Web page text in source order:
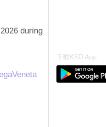
during
下载KSD App